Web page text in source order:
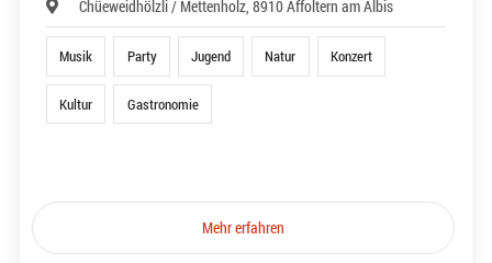
Chüeweidhölzli / Mettenholz, 8910 Affoltern am Albis
Musik Party Jugend Natur Konzert
Kultur Gastronomie
Mehr erfahren